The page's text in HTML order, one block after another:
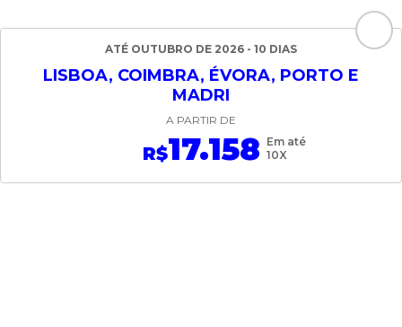
ATÉ OUTUBRO DE 2026 - 10 DIAS
LISBOA, COIMBRA, ÉVORA, PORTO E
MADRI
A PARTIR DE
R$17.158 Em até
10X